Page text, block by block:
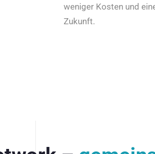
weniger Kosten und
Zukunft.